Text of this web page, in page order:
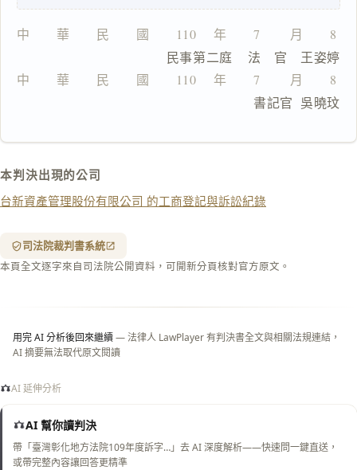
中　　華　　民　　國　　110 　年　　7 　　月　　8
民事第二庭    法　官　王姿婷
中　　華　　民　　國　　110 　年　　7 　　月　　8
                                書記官  吳曉玟
本判決出現的公司
台新資產管理股份有限公司 的工商登記與訴訟紀錄
司法院裁判書系統
本頁全文逐字來自司法院公開資料，可開新分頁核對官方原文。
用完 AI 分析後回來繼續— 法律人 LawPlayer 有判決書全文與相關法規連結，
AI 摘要無法取代原文閱讀
AI 延伸分析
AI 幫你讀判決
帶「臺灣彰化地方法院109年度訴字…」去 AI 深度解析——快速問一鍵直送，
或帶完整內容讓回答更精準
複
文